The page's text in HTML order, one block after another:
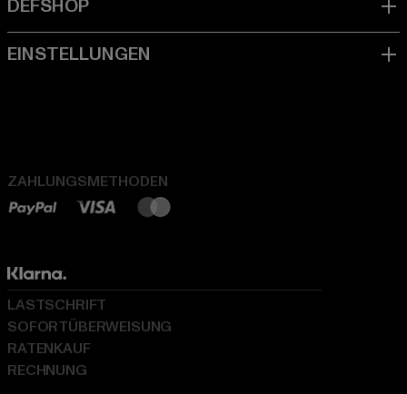
ZAHLUNGSMETHODEN
LASTSCHRIFT
SOFORTÜBERWEISUNG
RATENKAUF
RECHNUNG